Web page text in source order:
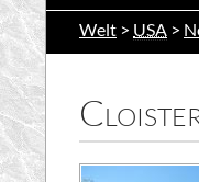
Welt > USA >